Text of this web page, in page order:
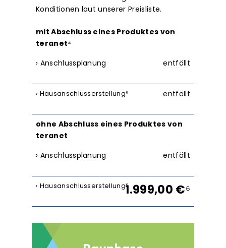
Konditionen laut unserer Preisliste.
mit Abschluss eines Produktes von
teranet⁴
› Anschlussplanung
entfällt
› Hausanschlusserstellung⁵ entfällt
ohne Abschluss eines Produktes von
teranet
› Anschlussplanung
entfällt
› Hausanschlusserstellung⁵
1.999,00 €⁶